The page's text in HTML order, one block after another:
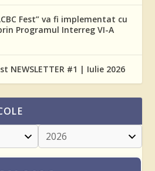
Fest” va fi implementat cu
Programul Interreg VI-A
NEWSLETTER #1 | Iulie 2026